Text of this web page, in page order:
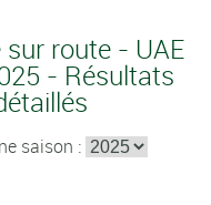
route - UAE
- Résultats
saison :